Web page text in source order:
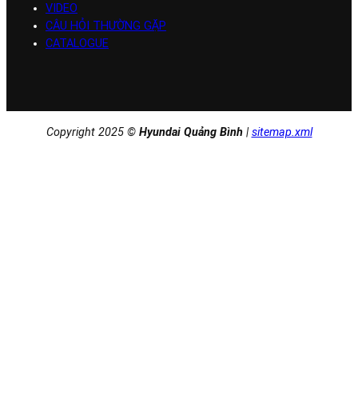
VIDEO
CÂU HỎI THƯỜNG GẶP
CATALOGUE
Copyright 2025 © Hyundai Quảng Bình| sitemap.xml